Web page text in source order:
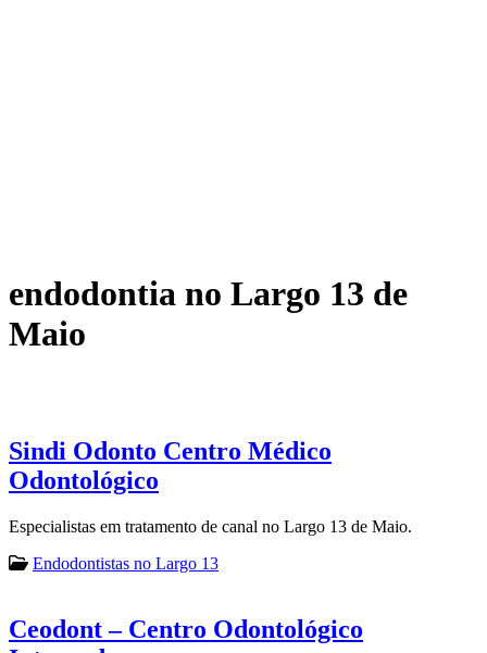
endodontia no Largo 13 de
Maio
Sindi Odonto Centro Médico
Odontológico
Especialistas em tratamento de canal no Largo 13 de Maio.
Endodontistas no Largo 13
Ceodont – Centro Odontológico